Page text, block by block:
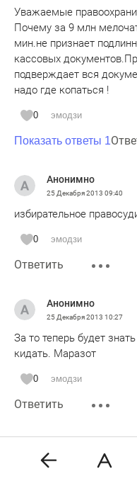
Уважаемые
Почему за 9 млн
мин.не признает
кассовых
подверждает вся
надо где копаться !
0 эмодзи
Показать ответы 1
Анонимно
25 Декабря 2013 09:40
избирательное
0 эмодзи
Ответить
Анонимно
25 Декабря 2013 10:27
За то теперь будет
кидать. Маразот
0 эмодзи
Ответить
25 Декабря 201312:21